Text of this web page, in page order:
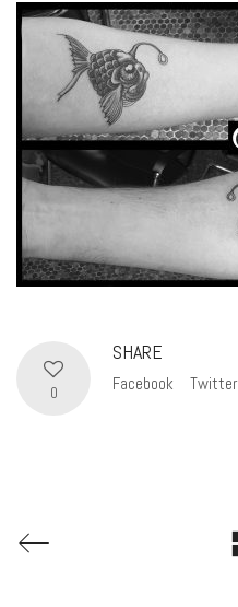
0
SHARE
Facebook Twitter